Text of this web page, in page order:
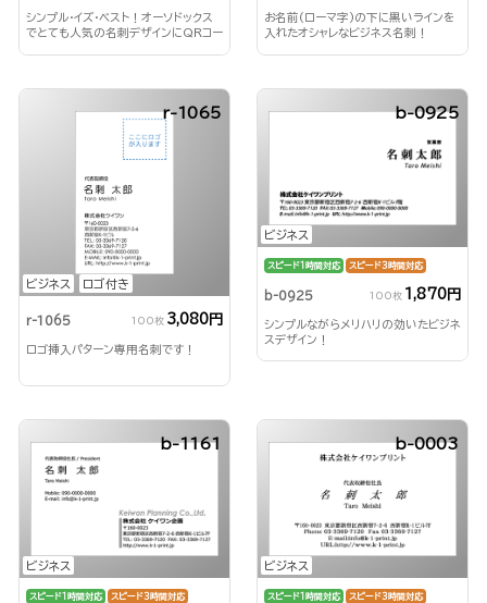
シンプル・イズ・ベスト！オーソドックス
でとても人気の名刺デザインにQRコー
お名前(ローマ字)の下に黒いラインを
入れたオシャレなビジネス名刺！
ビジネス ロゴ付き
r-1065
r-1065 100枚 3,080円
ロゴ挿入パターン専用名刺です！
ビジネス
b-0925
スピード1時間対応 スピード3時間対応
b-0925 100枚 1,870円
シンプルながらメリハリの効いたビジネ
スデザイン！
ビジネス
b-1161
スピード1時間対応 スピード3時間対応
ビジネス
b-0003
スピード1時間対応 スピード3時間対応